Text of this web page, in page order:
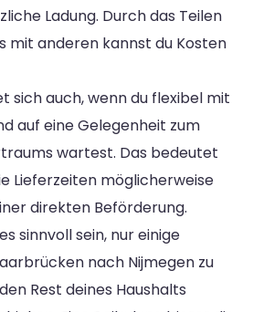
Ladung. Durch das Teilen
mit anderen kannst du Kosten
sich auch, wenn du flexibel mit
auf eine Gelegenheit zum
wartest. Das bedeutet
Lieferzeiten möglicherweise
direkten Beförderung.
sinnvoll sein, nur einige
nach Nijmegen zu
Rest deines Haushalts